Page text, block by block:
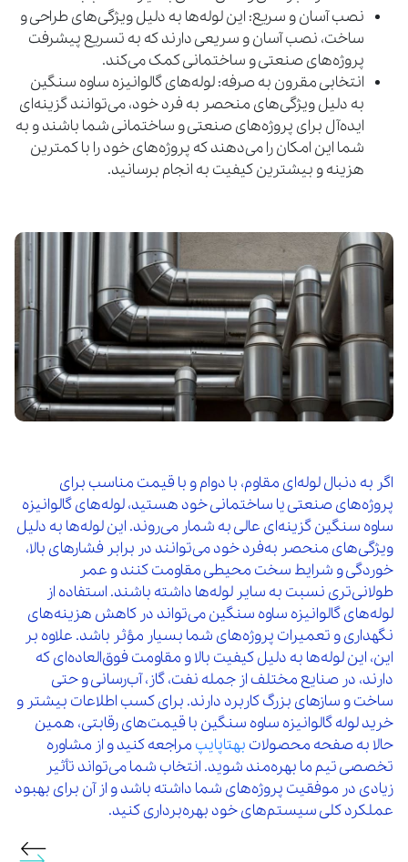
نصب آسان و سریع: این لوله‌ها به دلیل ویژگی‌های طراحی و
ساخت، نصب آسان و سریعی دارند که به تسریع پیشرفت
پروژه‌های صنعتی و ساختمانی کمک می‌کند.
انتخابی مقرون به صرفه: لوله‌های گالوانیزه ساوه سنگین
به دلیل ویژگی‌های منحصر به فرد خود، می‌توانند گزینه‌ای
ایده‌آل برای پروژه‌های صنعتی و ساختمانی شما باشند و به
شما این امکان را می‌دهند که پروژه‌های خود را با کمترین
هزینه و بیشترین کیفیت به انجام برسانید.
اگر به دنبال لوله‌ای مقاوم، با دوام و با قیمت مناسب برای
پروژه‌های صنعتی یا ساختمانی خود هستید، لوله‌های گالوانیزه
ساوه سنگین گزینه‌ای عالی به شمار می‌روند. این لوله‌ها به دلیل
ویژگی‌های منحصر به‌فرد خود می‌توانند در برابر فشارهای بالا،
خوردگی و شرایط سخت محیطی مقاومت کنند و عمر
طولانی‌تری نسبت به سایر لوله‌ها داشته باشند. استفاده از
لوله‌های گالوانیزه ساوه سنگین می‌تواند در کاهش هزینه‌های
نگهداری و تعمیرات پروژه‌های شما بسیار مؤثر باشد. علاوه بر
این، این لوله‌ها به دلیل کیفیت بالا و مقاومت فوق‌العاده‌ای که
دارند، در صنایع مختلف از جمله نفت، گاز، آب‌رسانی و حتی
ساخت و سازهای بزرگ کاربرد دارند. برای کسب اطلاعات بیشتر و
خرید لوله گالوانیزه ساوه سنگین با قیمت‌های رقابتی، همین
حالا به صفحه محصولات بهتاپایپ مراجعه کنید و از مشاوره
تخصصی تیم ما بهره‌مند شوید. انتخاب شما می‌تواند تأثیر
زیادی در موفقیت پروژه‌های شما داشته باشد و از آن برای بهبود
عملکرد کلی سیستم‌های خود بهره‌برداری کنید.